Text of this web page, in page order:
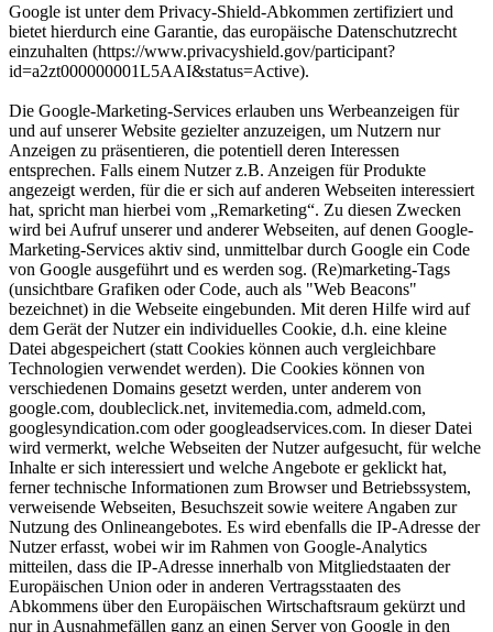
Google ist unter dem Privacy-Shield-Abkommen zertifiziert und
bietet hierdurch eine Garantie, das europäische Datenschutzrecht
einzuhalten (https://www.privacyshield.gov/participant?
id=a2zt000000001L5AAI&status=Active).
Die Google-Marketing-Services erlauben uns Werbeanzeigen für
und auf unserer Website gezielter anzuzeigen, um Nutzern nur
Anzeigen zu präsentieren, die potentiell deren Interessen
entsprechen. Falls einem Nutzer z.B. Anzeigen für Produkte
angezeigt werden, für die er sich auf anderen Webseiten interessiert
hat, spricht man hierbei vom „Remarketing“. Zu diesen Zwecken
wird bei Aufruf unserer und anderer Webseiten, auf denen Google-
Marketing-Services aktiv sind, unmittelbar durch Google ein Code
von Google ausgeführt und es werden sog. (Re)marketing-Tags
(unsichtbare Grafiken oder Code, auch als "Web Beacons"
bezeichnet) in die Webseite eingebunden. Mit deren Hilfe wird auf
dem Gerät der Nutzer ein individuelles Cookie, d.h. eine kleine
Datei abgespeichert (statt Cookies können auch vergleichbare
Technologien verwendet werden). Die Cookies können von
verschiedenen Domains gesetzt werden, unter anderem von
google.com, doubleclick.net, invitemedia.com, admeld.com,
googlesyndication.com oder googleadservices.com. In dieser Datei
wird vermerkt, welche Webseiten der Nutzer aufgesucht, für welche
Inhalte er sich interessiert und welche Angebote er geklickt hat,
ferner technische Informationen zum Browser und Betriebssystem,
verweisende Webseiten, Besuchszeit sowie weitere Angaben zur
Nutzung des Onlineangebotes. Es wird ebenfalls die IP-Adresse der
Nutzer erfasst, wobei wir im Rahmen von Google-Analytics
mitteilen, dass die IP-Adresse innerhalb von Mitgliedstaaten der
Europäischen Union oder in anderen Vertragsstaaten des
Abkommens über den Europäischen Wirtschaftsraum gekürzt und
nur in Ausnahmefällen ganz an einen Server von Google in den